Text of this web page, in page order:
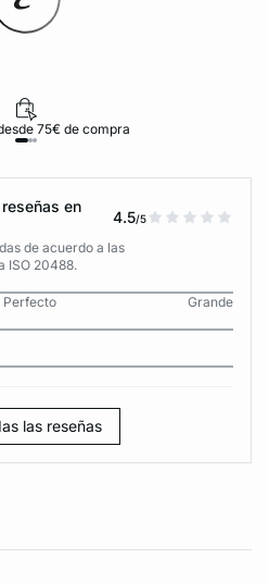
75€ de compra
en
4.5/5
de acuerdo a las
ISO 20488.
Perfecto
Grande
las reseñas